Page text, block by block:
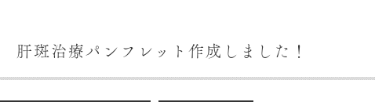
肝斑治療パンフレット作成しました！